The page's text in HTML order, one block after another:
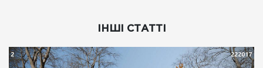
ІНШІ СТАТТІ